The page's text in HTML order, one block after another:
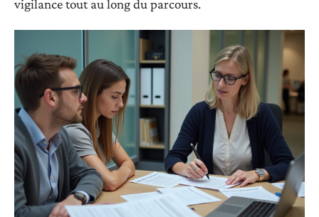
vigilance tout au long du parcours.